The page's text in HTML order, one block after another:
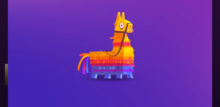
Gala Premilor Literare Bookzone
#2Gala Premilor Literare Bookzone
2025